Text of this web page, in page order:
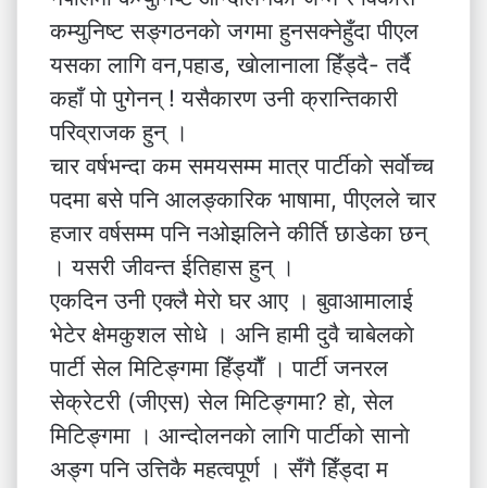
कम्युनिष्ट सङ्गठनकाे जगमा हुनसक्नेहुँदा पीएल
यसका लागि वन,पहाड, खाेलानाला हिँड्दै- तर्दै
कहाँ पाे पुगेनन् ! यसैकारण उनी क्रान्तिकारी
परिव्राजक हुन् ।
चार वर्षभन्दा कम समयसम्म मात्र पार्टीको सर्वाेच्च
पदमा बसे पनि आलङ्कारिक भाषामा, पीएलले चार
हजार वर्षसम्म पनि नओझलिने कीर्ति छाडेका छन्
। यसरी जीवन्त ईतिहास हुन् ।
एकदिन उनी एक्लै मेराे घर आए । बुवाआमालाई
भेटेर क्षेमकुशल साेधे । अनि हामी दुवै चाबेलकाे
पार्टी सेल मिटिङ्गमा हिँड्याैँ । पार्टी जनरल
सेक्रेटरी (जीएस) सेल मिटिङ्गमा? हाे, सेल
मिटिङ्गमा । आन्दाेलनकाे लागि पार्टीको सानाे
अङ्ग पनि उत्तिकै महत्वपूर्ण । सँगै हिँड्दा म